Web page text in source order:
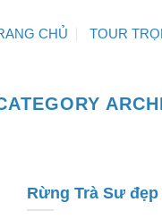
CHỦ TOUR
Rừng Trà Sư